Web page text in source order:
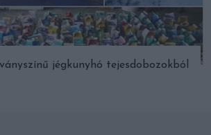
jégkunyhó tejesdobozokból